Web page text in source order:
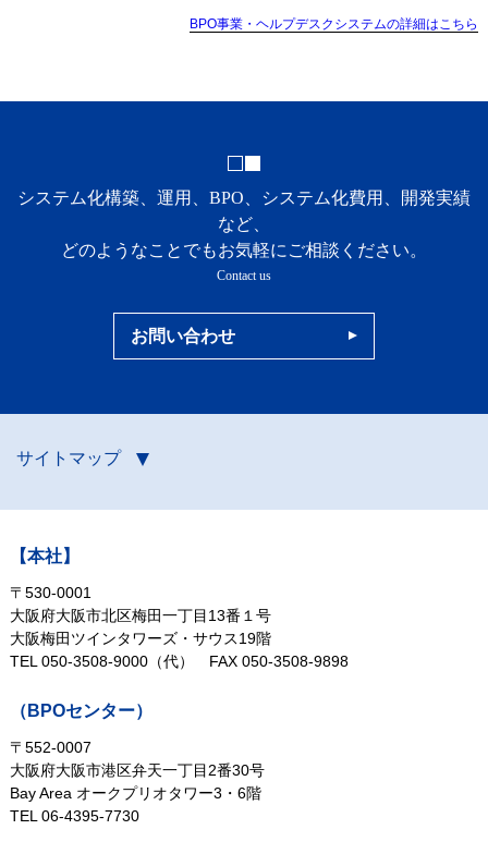
BPO事業・ヘルプデスクシステムの詳細はこちら
システム化構築、運用、BPO、システム化費用、開発実績
など、
どのようなことでもお気軽にご相談ください。
Contact us
お問い合わせ
サイトマップ
【本社】
〒530-0001
大阪府大阪市北区梅田一丁目13番１号
大阪梅田ツインタワーズ・サウス19階
TEL 050-3508-9000（代） FAX 050-3508-9898
（BPOセンター）
〒552-0007
大阪府大阪市港区弁天一丁目2番30号
Bay Area オークプリオタワー3・6階
TEL 06-4395-7730